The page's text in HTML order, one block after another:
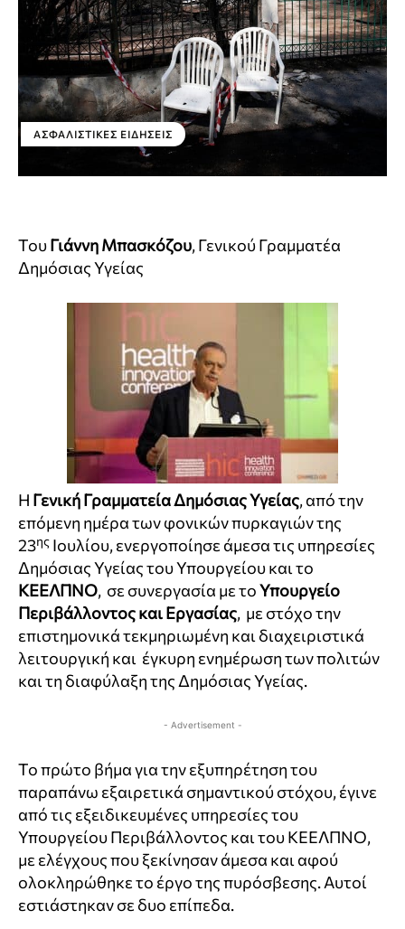
ΑΣΦΑΛΙΣΤΙΚΕΣ ΕΙΔΗΣΕΙΣ
ΤουΓιάννη Μπασκόζου, Γενικού Γραμματέα
Δημόσιας Υγείας
Η Γενική Γραμματεία Δημόσιας Υγείας, από την
επόμενη ημέρα των φονικών πυρκαγιών της
23ης Ιουλίου, ενεργοποίησε άμεσα τις υπηρεσίες
Δημόσιας Υγείας του Υπουργείου και το
ΚΕΕΛΠΝΟ, σε συνεργασία με τοΥπουργείο
Περιβάλλοντος και Εργασίας, με στόχο την
επιστημονικά τεκμηριωμένη και διαχειριστικά
λειτουργική και έγκυρη ενημέρωση των πολιτών
και τη διαφύλαξη της Δημόσιας Υγείας.
- Advertisement -
Το πρώτο βήμα για την εξυπηρέτηση του
παραπάνω εξαιρετικά σημαντικού στόχου, έγινε
από τις εξειδικευμένες υπηρεσίες του
Υπουργείου Περιβάλλοντος και του ΚΕΕΛΠΝΟ,
με ελέγχους που ξεκίνησαν άμεσα και αφού
ολοκληρώθηκε το έργο της πυρόσβεσης. Αυτοί
εστιάστηκαν σε δυο επίπεδα.